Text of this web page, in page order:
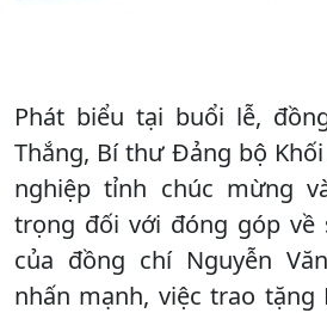
Phát biểu tại buổi lễ,
Thắng, Bí thư Đảng bộ
nghiệp tỉnh chúc mừng
trọng đối với đóng góp
của đồng chí Nguyễn
nhấn mạnh, việc trao tặng